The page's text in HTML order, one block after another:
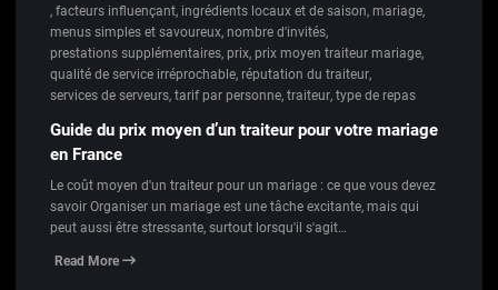
, facteurs influençant, ingrédients locaux et de saison, mariage,
menus simples et savoureux, nombre d'invités,
prestations supplémentaires, prix, prix moyen traiteur mariage,
qualité de service irréprochable, réputation du traiteur,
services de serveurs, tarif par personne, traiteur, type de repas
Guide du prix moyen d’un traiteur pour votre mariage
en France
Le coût moyen d'un traiteur pour un mariage : ce que vous devez
savoir Organiser un mariage est une tâche excitante, mais qui
peut aussi être stressante, surtout lorsqu'il s'agit…
Read More